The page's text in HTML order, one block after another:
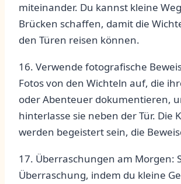
miteinander. Du ‍kannst⁤ kleine
Brücken schaffen, damit die
den⁢ Türen reisen‍ können.
16. Verwende fotografische
Fotos von den ​Wichteln auf, die
oder Abenteuer dokumentieren,‍
hinterlasse sie⁣ neben der Tür. Die
werden begeistert sein, die
17. ‌Überraschungen ​am Morgen:
Überraschung, indem du kleine